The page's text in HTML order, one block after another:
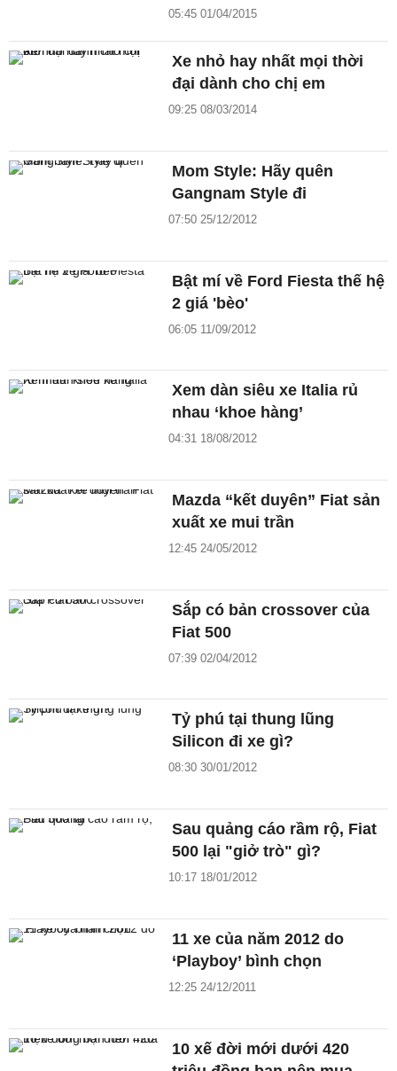
05:45 01/04/2015
Xe nhỏ hay nhất mọi thời
đại dành cho chị em
09:25 08/03/2014
Mom Style: Hãy quên
Gangnam Style đi
07:50 25/12/2012
Bật mí về Ford Fiesta thế hệ
2 giá 'bèo'
06:05 11/09/2012
Xem dàn siêu xe Italia rủ
nhau ‘khoe hàng’
04:31 18/08/2012
Mazda “kết duyên” Fiat sản
xuất xe mui trần
12:45 24/05/2012
Sắp có bản crossover của
Fiat 500
07:39 02/04/2012
Tỷ phú tại thung lũng
Silicon đi xe gì?
08:30 30/01/2012
Sau quảng cáo rầm rộ, Fiat
500 lại "giở trò" gì?
10:17 18/01/2012
11 xe của năm 2012 do
‘Playboy’ bình chọn
12:25 24/12/2011
10 xế đời mới dưới 420